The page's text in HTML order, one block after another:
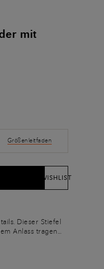
mit
Größenleitfaden
WISHLIST
Dieser Stiefel
Anlass tragen
Laufsohle